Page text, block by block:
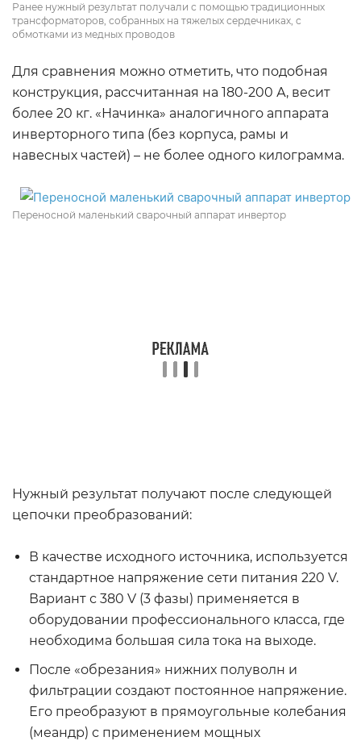
Ранее нужный результат получали с помощью традиционных
трансформаторов, собранных на тяжелых сердечниках, с
обмотками из медных проводов
Для сравнения можно отметить, что подобная
конструкция, рассчитанная на 180-200 А, весит
более 20 кг. «Начинка» аналогичного аппарата
инверторного типа (без корпуса, рамы и
навесных частей) – не более одного килограмма.
Переносной маленький сварочный аппарат инвертор
Нужный результат получают после следующей
цепочки преобразований:
В качестве исходного источника, используется
стандартное напряжение сети питания 220 V.
Вариант с 380 V (3 фазы) применяется в
оборудовании профессионального класса, где
необходима большая сила тока на выходе.
После «обрезания» нижних полуволн и
фильтрации создают постоянное напряжение.
Его преобразуют в прямоугольные колебания
(меандр) с применением мощных